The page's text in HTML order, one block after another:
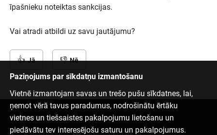
īpašnieku noteiktas sankcijas.
Vai atradi atbildi uz savu jautājumu?
Jā Nē
Paziņojums par sīkdatņu izmantošanu
Vietnē izmantojam savas un trešo pušu sīkdatnes, lai,
ņemot vērā tavus paradumus, nodrošinātu ērtāku
vietnes un tiešsaistes pakalpojumu lietošanu un
piedāvātu tev interesējošu saturu un pakalpojumus.
Sazinies ar mums